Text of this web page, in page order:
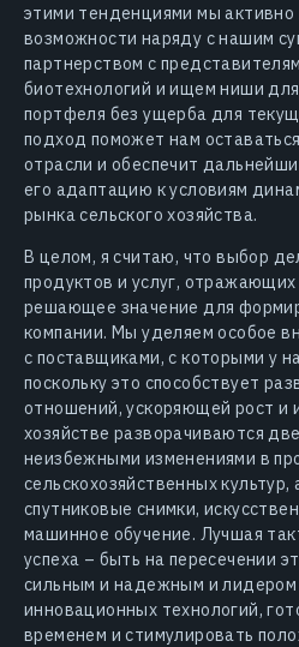
этими тенденциями мы
возможности наряду с нашим
партнерством с
биотехнологий и ищем ниши
портфеля без ущерба для
подход поможет нам
отрасли и обеспечит
его адаптацию к условиям
рынка сельского хозяйства.
В целом, я считаю, что выбор
продуктов и услуг,
решающее значение для
компании. Мы уделяем особое
с поставщиками, с которыми у
поскольку это способствует
отношений, ускоряющей рост и
хозяйстве разворачиваются
неизбежными изменениями в
сельскохозяйственных
спутниковые снимки,
машинное обучение. Лучшая
успеха – быть на пересечении
сильным и надежным и лидером
инновационных технологий,
временем и стимулировать